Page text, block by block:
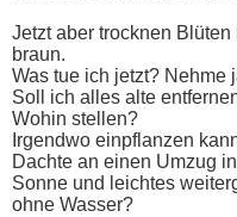
Jetzt aber trocknen
braun.
Was tue ich jetzt? Nehme
Soll ich alles alte
Wohin stellen?
Irgendwo einpflanzen
Dachte an einen Umzug
Sonne und leichtes
ohne Wasser?